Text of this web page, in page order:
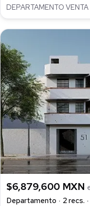
DEPARTAMENTO
$6,879,600 MXN
Departamento
2 recs.